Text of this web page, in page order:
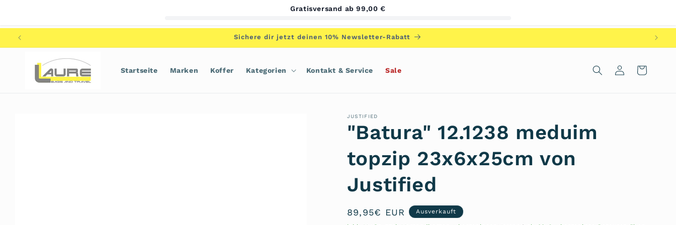
Sichere dir jetzt deinen 10% Newsletter-Rabatt
Startseite Marken Koffer Kategorien Kontakt & Service Sale EinloggenWarenkorb
JUSTIFIED
"Batura" 12.1238 meduim
topzip 23x6x25cm von
Justified
Normaler
89,95€ EUR Ausverkauft
Gratisversand ab 99,00 €